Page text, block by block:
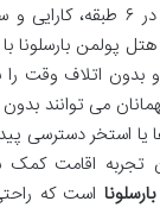
در هتلی با ۲۴۱ اتاق در
هتل پولمن
اتلاف وقت را
می توانند بدون
یا استخر دسترسی
تجربه اقامت
است که